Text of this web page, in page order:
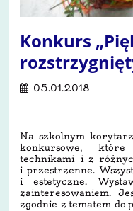
Konkurs
05.01.2018
Na szkolnym
konkursowe,
technikami i z
i przestrzenne.
i estetyczne.
zainteresowaniem.
zgodnie z tematem do